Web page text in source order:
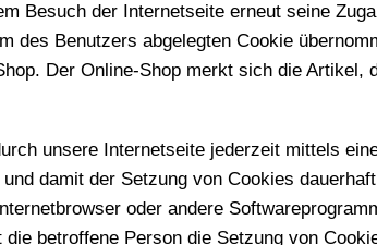
Besuch der Internetseite erneut seine
des Benutzers abgelegten Cookie
Der Online-Shop merkt sich die Artikel,
unsere Internetseite jederzeit mittels
damit der Setzung von Cookies
oder andere
betroffene Person die Setzung von